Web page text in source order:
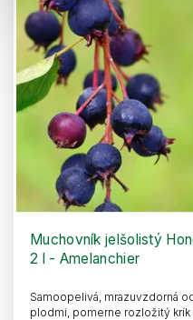
Muchovník jelšolistý
2 l - Amelanchier
Samoopelivá, mrazuvzdorná
plodmi, pomerne rozložitý krík